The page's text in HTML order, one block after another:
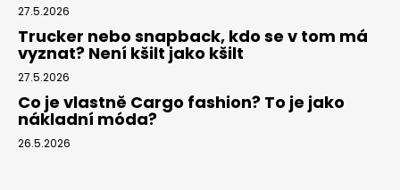
27.5.2026
Trucker nebo snapback, kdo se v tom má
vyznat? Není kšilt jako kšilt
27.5.2026
Co je vlastně Cargo fashion? To je jako
nákladní móda?
26.5.2026